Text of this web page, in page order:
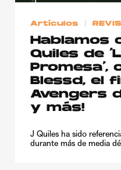
Artículos
Hablamos
Quiles de
Blessd, el
Avengers
y más!
J Quiles ha sido
durante más de media